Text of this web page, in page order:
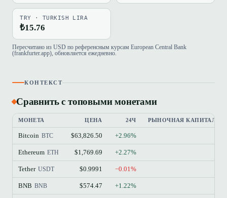
TRY · TURKISH LIRA
₺15.76
Пересчитано из USD по референсным курсам European Central Bank
(frankfurter.app), обновляется ежедневно.
КОНТЕКСТ
Сравнить с топовыми монетами
МОНЕТА ЦЕНА 24Ч РЫНОЧНАЯ
Bitcoin BTC $63,826.50 +2.96%
Ethereum ETH $1,769.69 +2.27%
Tether USDT $0.9991 −0.01%
BNB BNB $574.47 +1.22%